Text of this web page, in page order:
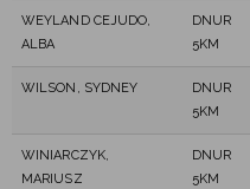
WEYLAND CEJUDO,
ALBA
DNUR
5KM
WILSON, SYDNEY
DNUR
5KM
WINIARCZYK,
MARIUSZ
DNUR
5KM